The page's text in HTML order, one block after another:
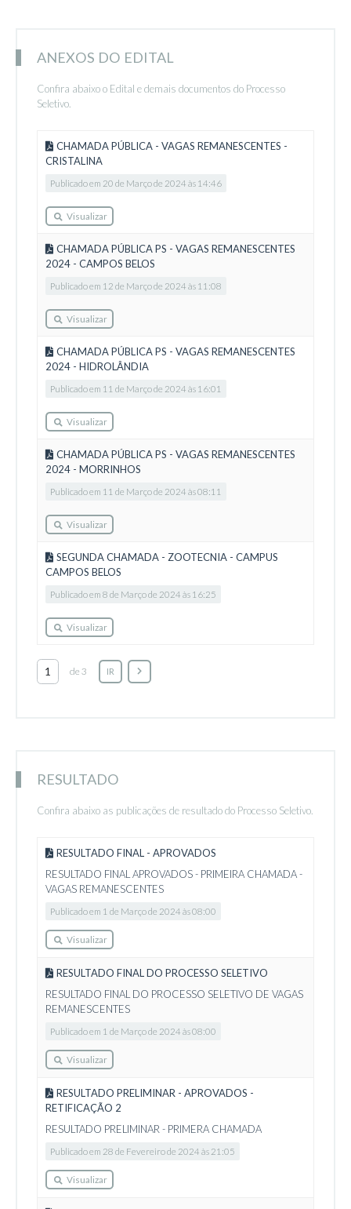
ANEXOS DO EDITAL
Confira abaixo o Edital e demais documentos do Processo
Seletivo.
CHAMADA PÚBLICA - VAGAS REMANESCENTES -
CRISTALINA
Publicado em 20 de Março de 2024 às 14:46
Visualizar
CHAMADA PÚBLICA PS - VAGAS REMANESCENTES
2024 - CAMPOS BELOS
Publicado em 12 de Março de 2024 às 11:08
Visualizar
CHAMADA PÚBLICA PS - VAGAS REMANESCENTES
2024 - HIDROLÂNDIA
Publicado em 11 de Março de 2024 às 16:01
Visualizar
CHAMADA PÚBLICA PS - VAGAS REMANESCENTES
2024 - MORRINHOS
Publicado em 11 de Março de 2024 às 08:11
Visualizar
SEGUNDA CHAMADA - ZOOTECNIA - CAMPUS
CAMPOS BELOS
Publicado em 8 de Março de 2024 às 16:25
Visualizar
de 3 IR
RESULTADO
Confira abaixo as publicações de resultado do Processo Seletivo.
RESULTADO FINAL - APROVADOS
RESULTADO FINAL APROVADOS - PRIMEIRA CHAMADA -
VAGAS REMANESCENTES
Publicado em 1 de Março de 2024 às 08:00
Visualizar
RESULTADO FINAL DO PROCESSO SELETIVO
RESULTADO FINAL DO PROCESSO SELETIVO DE VAGAS
REMANESCENTES
Publicado em 1 de Março de 2024 às 08:00
Visualizar
RESULTADO PRELIMINAR - APROVADOS -
RETIFICAÇÃO 2
RESULTADO PRELIMINAR - PRIMERA CHAMADA
Publicado em 28 de Fevereiro de 2024 às 21:05
Visualizar